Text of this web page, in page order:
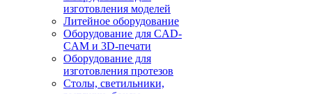
изготовления моделей
Литейное оборудование
Оборудование для CAD-
CAM и 3D-печати
Оборудование для
изготовления протезов
Cтолы, светильники,